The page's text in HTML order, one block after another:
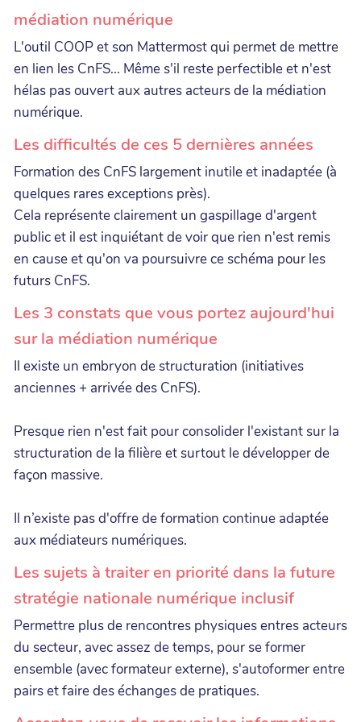
médiation numérique
L'outil COOP et son Mattermost qui permet de mettre
en lien les CnFS... Même s'il reste perfectible et n'est
hélas pas ouvert aux autres acteurs de la médiation
numérique.
Les difficultés de ces 5 dernières années
Formation des CnFS largement inutile et inadaptée (à
quelques rares exceptions près).
Cela représente clairement un gaspillage d'argent
public et il est inquiétant de voir que rien n'est remis
en cause et qu'on va poursuivre ce schéma pour les
futurs CnFS.
Les 3 constats que vous portez aujourd'hui
sur la médiation numérique
Il existe un embryon de structuration (initiatives
anciennes + arrivée des CnFS).
Presque rien n'est fait pour consolider l'existant sur la
structuration de la filière et surtout le développer de
façon massive.
Il n’existe pas d'offre de formation continue adaptée
aux médiateurs numériques.
Les sujets à traiter en priorité dans la future
stratégie nationale numérique inclusif
Permettre plus de rencontres physiques entres acteurs
du secteur, avec assez de temps, pour se former
ensemble (avec formateur externe), s'autoformer entre
pairs et faire des échanges de pratiques.